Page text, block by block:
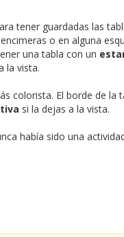
tener guardadas las
o en alguna
una tabla con un
la vista.
colorista. El borde de la
si la dejas a la vista.
había sido una